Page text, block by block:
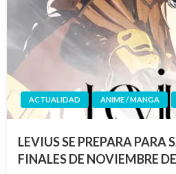
ACTUALIDAD ANIME / MANGA
LEVIUS SE PREPARA PARA
FINALES DE NOVIEMBRE